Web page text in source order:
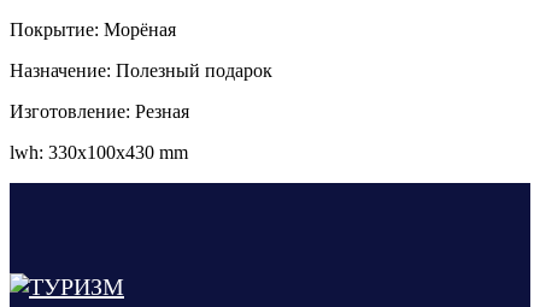
Покрытие: Морёная
Назначение: Полезный подарок
Изготовление: Резная
lwh: 330x100x430 mm